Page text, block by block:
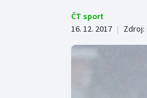
Cyklistika
ČT sport
16. 12. 2017 | Zdroj: